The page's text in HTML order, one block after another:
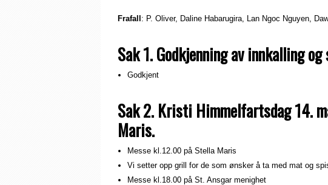
Frafall : P. Oliver, Daline Habarugira, Lan Ngoc Nguyen,
Sak 1. Godkjenning av innkalling
Godkjent
Sak 2. Kristi Himmelfartsdag 14.
Maris.
Messe kl.12.00 på Stella Maris
Vi setter opp grill for de som ønsker å ta med mat og
Messe kl.18.00 på St. Ansgar menighet